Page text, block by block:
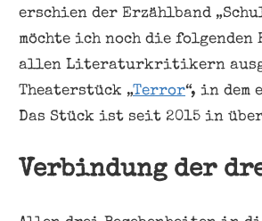
erschien der Erzählband
möchte ich noch die folgenden
allen Literaturkritikern
Theaterstück „Terror“, in
Das Stück ist seit 2015 in
Verbindung der